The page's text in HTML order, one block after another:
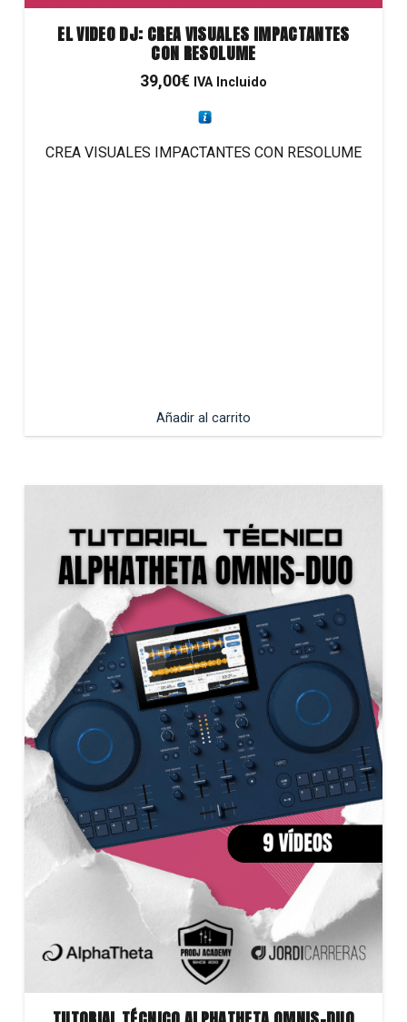
EL VIDEO DJ: CREA VISUALES IMPACTANTES
CON RESOLUME
39,00€ IVA Incluido
CREA VISUALES IMPACTANTES CON RESOLUME
Añadir al carrito